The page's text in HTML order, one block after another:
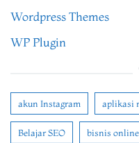
Wordpress Themes
WP Plugin
akun Instagram aplikasi
Belajar SEO bisnis online